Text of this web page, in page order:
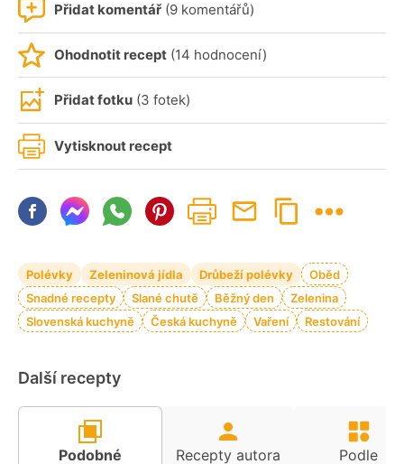
Přidat komentář (9 komentářů)
Ohodnotit recept (14 hodnocení)
Přidat fotku (3 fotek)
Vytisknout recept
Polévky Zeleninová jídla Drůbeží polévky
Oběd
Snadné recepty
Slané chutě Běžný den
Zelenina
Slovenská kuchyně
Česká kuchyně Vaření Restování
Další recepty
Podobné Recepty autora Podle